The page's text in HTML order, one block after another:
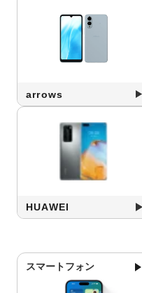
arrows
HUAWEI
スマートフォン